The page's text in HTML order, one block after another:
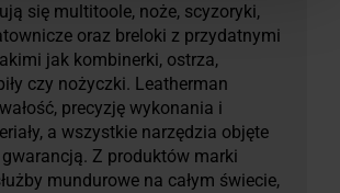
się multitoole, noże, scyzoryki,
oraz breloki z przydatnymi
jak kombinerki, ostrza,
czy nożyczki. Leatherman
precyzję wykonania i
a wszystkie narzędzia objęte
Z produktów marki
mundurowe na całym świecie,